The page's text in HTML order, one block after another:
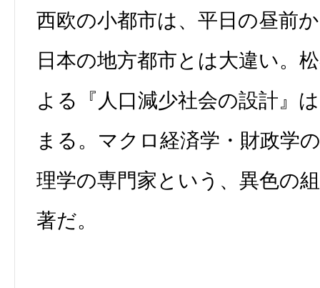
西欧の小都市は、平日の昼前
日本の地方都市とは大違い。
よる『人口減少社会の設計』
まる。マクロ経済学・財政学
理学の専門家という、異色の
著だ。